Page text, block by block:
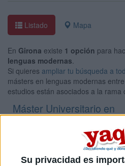
Su privacidad es
Listado Mapa
En Girona existe 1 opción para
lenguas modernas.
Si quieres ampliar tu búsqueda a
másters en lenguas modernas
estudios están asociados a la rama
Máster Universitario en
Segundas Lenguas
UNIVERSITAT DE GIRONA
Tipo: Máster